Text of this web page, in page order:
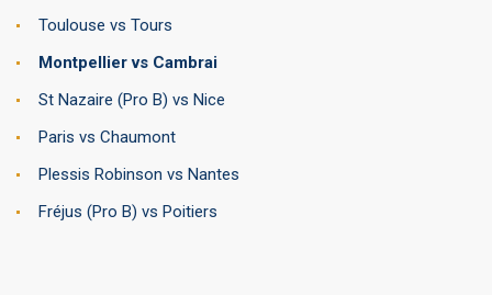
Toulouse vs Tours
Montpellier vs Cambrai
St Nazaire (Pro B) vs Nice
Paris vs Chaumont
Plessis Robinson vs Nantes
Fréjus (Pro B) vs Poitiers